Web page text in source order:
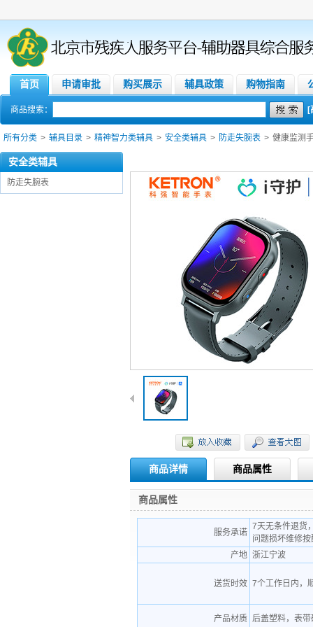
首页 申请审批 购买展示 辅具政策 购物指南
商品搜索： [
所有分类 > 辅具目录 > 精神智力类辅具 > 安全类辅具 > 防走失腕表 > 健康监测
安全类辅具
防走失腕表
商品详情 商品属性
商品属性
服务承诺
7天无条件退货
问题损坏维修
产地 浙江宁波
送货时效 7个工作日内，
产品材质 后盖塑料，表带